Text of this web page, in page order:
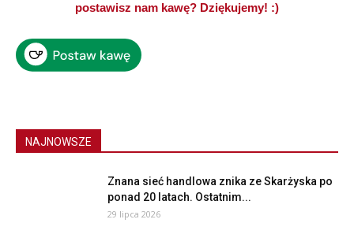
postawisz nam kawę? Dziękujemy! :)
NAJNOWSZE
Znana sieć handlowa znika ze Skarżyska po
ponad 20 latach. Ostatnim...
29 lipca 2026